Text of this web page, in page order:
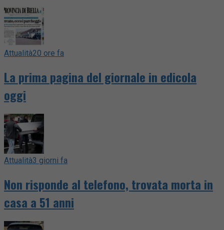
Attualità20 ore fa
La prima pagina del giornale in edicola
oggi
Attualità3 giorni fa
Non risponde al telefono, trovata morta in
casa a 51 anni